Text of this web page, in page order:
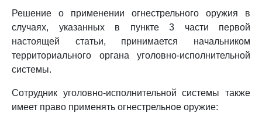
Решение о применении огнестрельного оружия в
случаях, указанных в пункте 3 части первой
настоящей статьи, принимается начальником
территориального органа уголовно-исполнительной
системы.
Сотрудник уголовно-исполнительной системы также
имеет право применять огнестрельное оружие: